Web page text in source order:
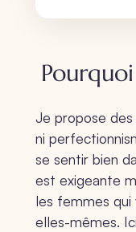
Je propose des
ni
se sentir bien
est exigeante
les femmes
elles-mêmes.